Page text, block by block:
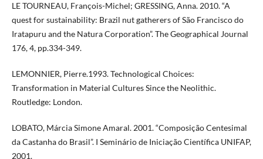
LE TOURNEAU, François-Michel; GRESSING, Anna. 2010. “A
quest for sustainability: Brazil nut gatherers of São Francisco do
Iratapuru and the Natura Corporation”. The Geographical Journal
176, 4, pp.334-349.
LEMONNIER, Pierre.1993. Technological Choices:
Transformation in Material Cultures Since the Neolithic.
Routledge: London.
LOBATO, Márcia Simone Amaral. 2001. “Composição Centesimal
da Castanha do Brasil”. I Seminário de Iniciação Científica UNIFAP,
2001.